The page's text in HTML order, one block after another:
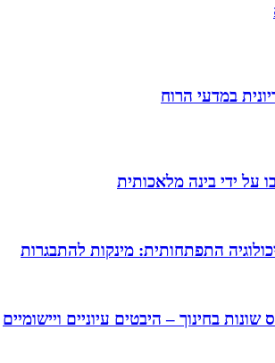
במדעי הרוח
על ידי בינה מלאכותית
התפתחותית: מינקות להתבגרות
בחינוך – היבטים עיוניים ויישומיים